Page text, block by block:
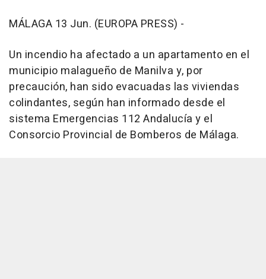
MÁLAGA 13 Jun. (EUROPA PRESS) -
Un incendio ha afectado a un apartamento en el
municipio malagueño de Manilva y, por
precaución, han sido evacuadas las viviendas
colindantes, según han informado desde el
sistema Emergencias 112 Andalucía y el
Consorcio Provincial de Bomberos de Málaga.